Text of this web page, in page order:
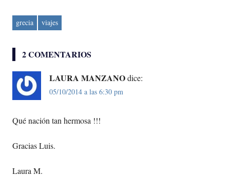
grecia viajes
2 COMENTARIOS
LAURA MANZANOdice:
05/10/2014 a las 6:30 pm
Qué nación tan hermosa !!!
Gracias Luis.
Laura M.